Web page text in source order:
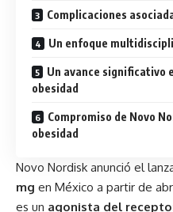
Complicaciones
Un enfoque
Un avance significativo
obesidad
Compromiso de Novo
obesidad
Novo Nordisk anunció el
mg en México a partir de
es un agonista del receptor